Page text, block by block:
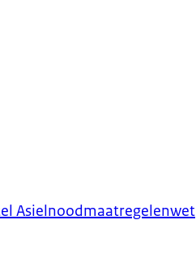
Asielnoodmaatregelenwet